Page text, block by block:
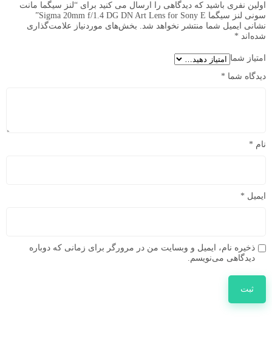
اولین نفری باشید که دیدگاهی را ارسال می کنید برای “لنز سیگما مانت
سونی لنز سیگما Sigma 20mm f/1.4 DG DN Art Lens for Sony E”
نشانی ایمیل شما منتشر نخواهد شد. بخش‌های موردنیاز علامت‌گذاری
شده‌اند *
امتیاز شما
دیدگاه شما *
نام *
ایمیل *
ذخیره نام، ایمیل و وبسایت من در مرورگر برای زمانی که دوباره
دیدگاهی می‌نویسم.